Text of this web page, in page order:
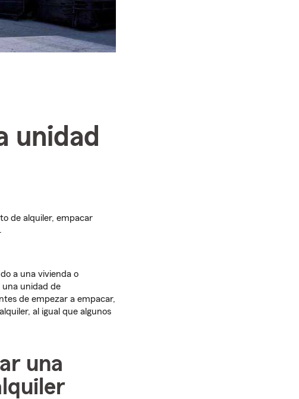
unidad
de alquiler, empacar
a una vivienda o
una unidad de
de empezar a empacar,
al igual que algunos
una